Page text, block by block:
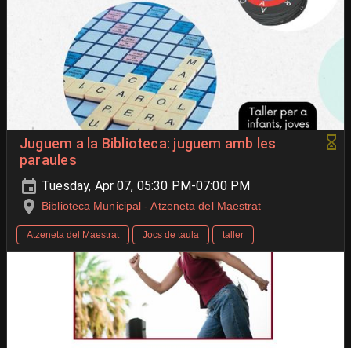
Juguem a la Biblioteca: juguem amb les
paraules
Tuesday, Apr 07, 05:30 PM-07:00 PM
Biblioteca Municipal - Atzeneta del Maestrat
Atzeneta del Maestrat Jocs de taula taller